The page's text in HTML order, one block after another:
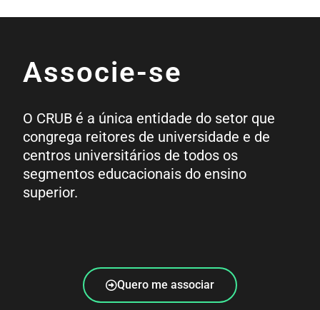
Associe-se
O CRUB é a única entidade do setor que
congrega reitores de universidade e de
centros universitários de todos os
segmentos educacionais do ensino
superior.
Quero me associar